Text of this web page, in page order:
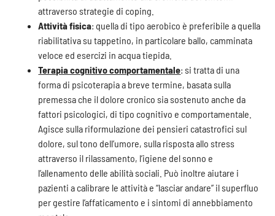
attraverso strategie di coping.
Attività fisica: quella di tipo aerobico è preferibile a quella
riabilitativa su tappetino, in particolare ballo, camminata
veloce ed esercizi in acqua tiepida.
Terapia cognitivo comportamentale: si tratta di una
forma di psicoterapia a breve termine, basata sulla
premessa che il dolore cronico sia sostenuto anche da
fattori psicologici, di tipo cognitivo e comportamentale.
Agisce sulla riformulazione dei pensieri catastrofici sul
dolore, sul tono dell’umore, sulla risposta allo stress
attraverso il rilassamento, l’igiene del sonno e
l’allenamento delle abilità sociali. Può inoltre aiutare i
pazienti a calibrare le attività e “lasciar andare” il superfluo
per gestire l’affaticamento e i sintomi di annebbiamento